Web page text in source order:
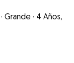
· Grande · 4 Años,